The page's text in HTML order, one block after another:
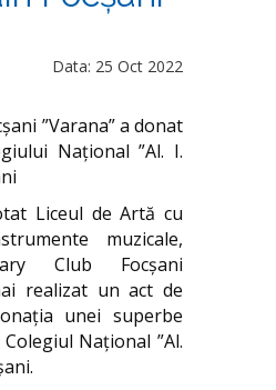
Data: 25 Oct 2022
”Varana” a donat
Național ”Al. I.
Liceul de Artă cu
muzicale,
Club Focșani
realizat un act de
unei superbe
Național ”Al.